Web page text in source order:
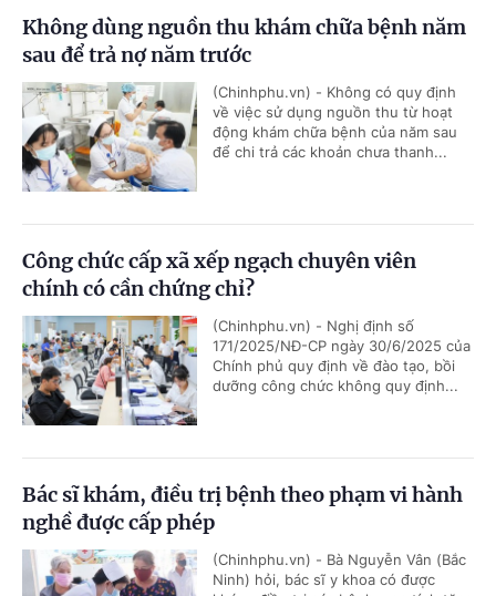
Không dùng nguồn thu khám chữa bệnh năm
sau để trả nợ năm trước
(Chinhphu.vn) - Không có quy định
về việc sử dụng nguồn thu từ hoạt
động khám chữa bệnh của năm sau
để chi trả các khoản chưa thanh...
Công chức cấp xã xếp ngạch chuyên viên
chính có cần chứng chỉ?
(Chinhphu.vn) - Nghị định số
171/2025/NĐ-CP ngày 30/6/2025 của
Chính phủ quy định về đào tạo, bồi
dưỡng công chức không quy định...
Bác sĩ khám, điều trị bệnh theo phạm vi hành
nghề được cấp phép
(Chinhphu.vn) - Bà Nguyễn Vân (Bắc
Ninh) hỏi, bác sĩ y khoa có được